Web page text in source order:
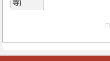
等)